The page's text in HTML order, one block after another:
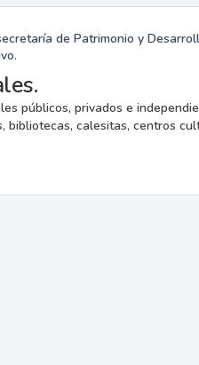
de Patrimonio y
públicos, privados e
bibliotecas, calesitas, centros